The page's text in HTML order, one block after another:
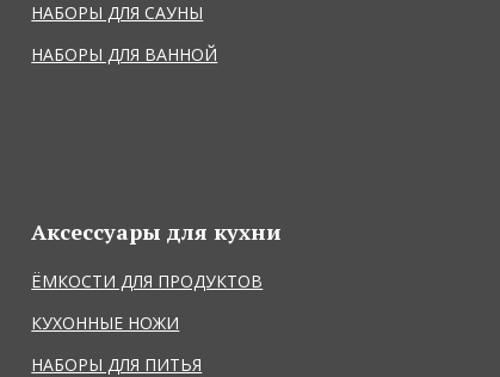
НАБОРЫ ДЛЯ САУНЫ
НАБОРЫ ДЛЯ ВАННОЙ
Аксессуары для кухни
ЁМКОСТИ ДЛЯ ПРОДУКТОВ
КУХОННЫЕ НОЖИ
НАБОРЫ ДЛЯ ПИТЬЯ